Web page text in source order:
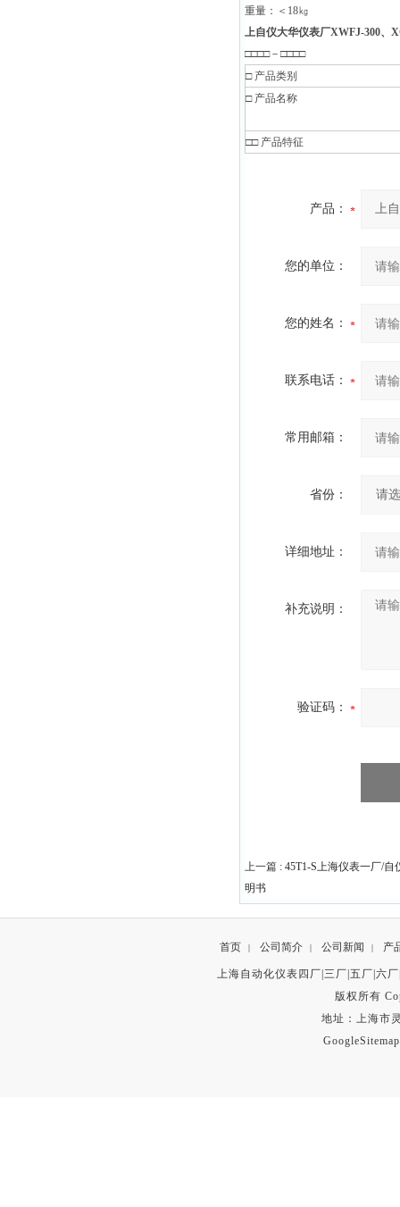
重量：＜18㎏
上自仪大华仪表厂XWFJ-300、
□□□□－□□□□
□ 产品类别
□ 产品名称
□□ 产品特征
产品：
您的单位：
您的姓名：
联系电话：
常用邮箱：
省份：
详细地址：
补充说明：
验证码：
上一篇 : 45T1-S上海仪表一厂/自
明书
首页 | 公司简介 | 公司新闻 | 产
上海自动化仪表四厂|三厂|五厂|六
版权所有
地址：上海市
GoogleSitemap